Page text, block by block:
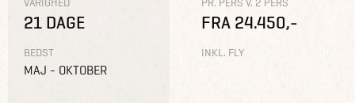
21 DAGE
BEDST
MAJ - OKTOBER
FRA 24.450,-
INKL. FLY